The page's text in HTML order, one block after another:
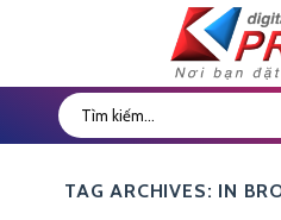
TAG ARCHIVES: IN